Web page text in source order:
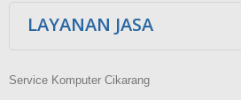
LAYANAN JASA
Service Komputer Cikarang